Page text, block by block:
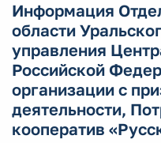
Информация
области
управления
Российской
организации с
деятельности,
кооператив